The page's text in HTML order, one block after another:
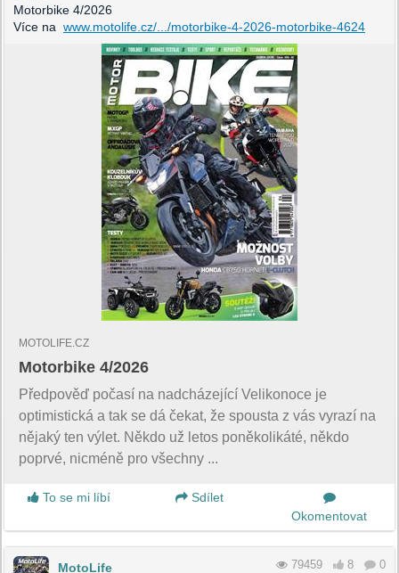
Motorbike 4/2026
Více na www.motolife.cz/.../motorbike-4-2026-motorbike-4624
MOTOLIFE.CZ
Motorbike 4/2026
Předpověď počasí na nadcházející Velikonoce je
optimistická a tak se dá čekat, že spousta z vás vyrazí na
nějaký ten výlet. Někdo už letos poněkolikáté, někdo
poprvé, nicméně pro všechny ...
To se mi líbí
Sdílet
Okomentovat
MotoLife 79459 8 0